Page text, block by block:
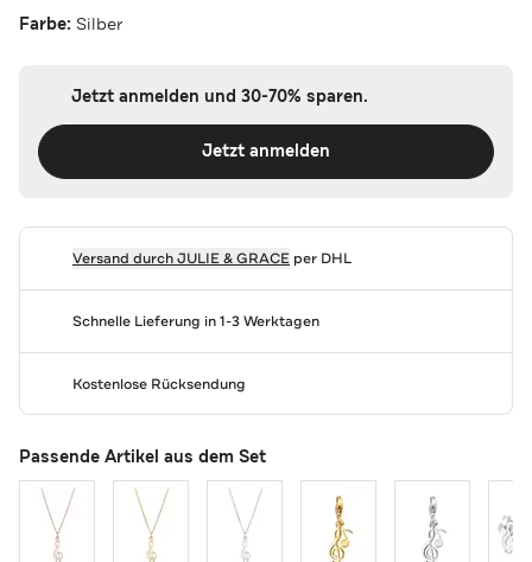
Farbe: Silber
Jetzt anmelden und 30-70% sparen.
Jetzt anmelden
Versand durchJULIE & GRACEper DHL
Schnelle Lieferung in 1-3 Werktagen
Kostenlose Rücksendung
Passende Artikel aus dem Set